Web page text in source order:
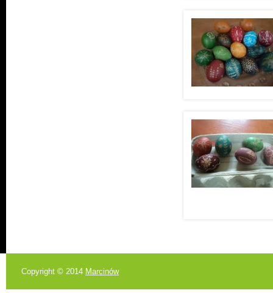
Copyright © 2014 Marcinów